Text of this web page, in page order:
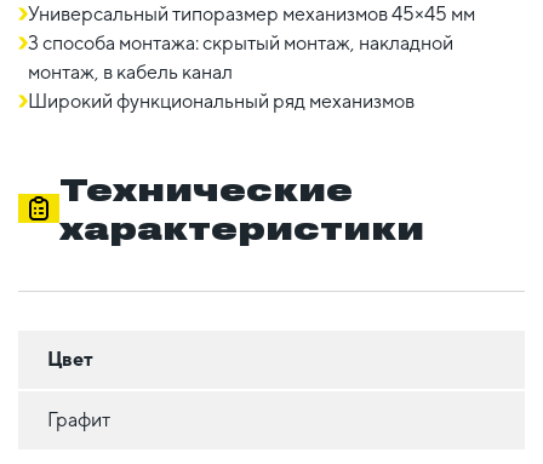
Универсальный типоразмер механизмов 45×45 мм
3 способа монтажа: скрытый монтаж, накладной
монтаж, в кабель канал
Широкий функциональный ряд механизмов
Технические
характеристики
Цвет
Графит